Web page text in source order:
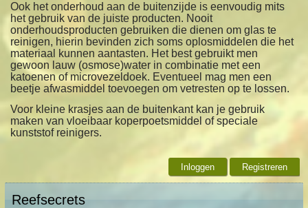
Ook het onderhoud aan de buitenzijde is eenvoudig mits
het gebruik van de juiste producten. Nooit
onderhoudsproducten gebruiken die dienen om glas te
reinigen, hierin bevinden zich soms oplosmiddelen die het
materiaal kunnen aantasten. Het best gebruikt men
gewoon lauw (osmose)water in combinatie met een
katoenen of microvezeldoek. Eventueel mag men een
beetje afwasmiddel toevoegen om vetresten op te lossen.
Voor kleine krasjes aan de buitenkant kan je gebruik
maken van vloeibaar koperpoetsmiddel of speciale
kunststof reinigers.
Inloggen Registreren
Reefsecrets